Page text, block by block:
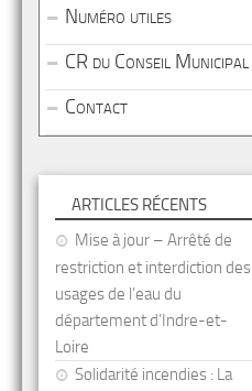
Numéro utiles
CR du Conseil Municipal
Contact
ARTICLES RÉCENTS
Mise à jour – Arrêté de
restriction et interdiction des
usages de l’eau du
département d’Indre-et-
Loire
Solidarité incendies : La